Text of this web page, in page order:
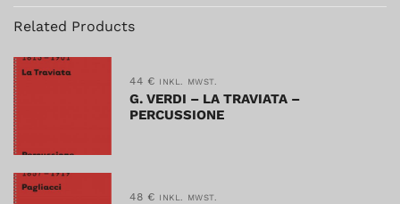
Related Products
44 € INKL. MWST.
G. VERDI – LA TRAVIATA –
PERCUSSIONE
48 € INKL. MWST.